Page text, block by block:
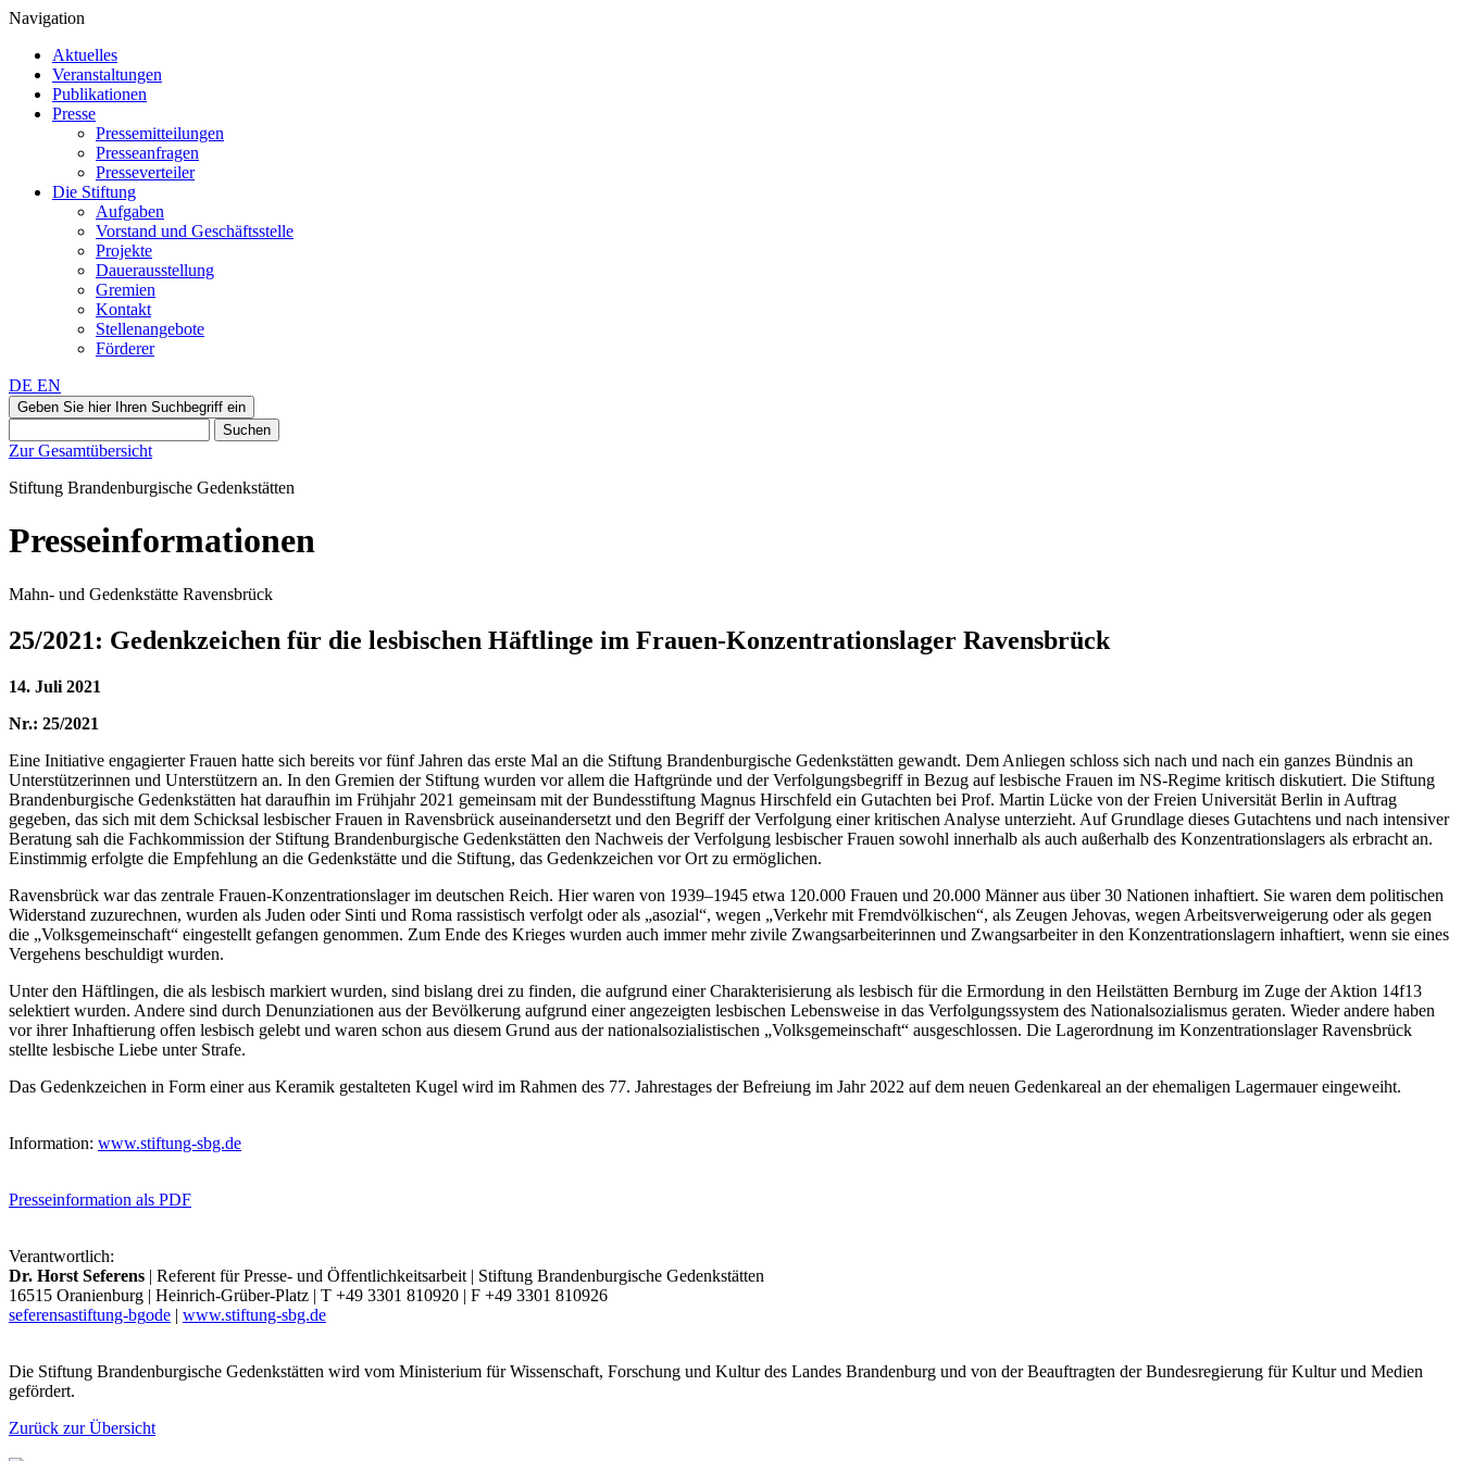
Navigation
Aktuelles
Veranstaltungen
Publikationen
Presse
Pressemitteilungen
Presseanfragen
Presseverteiler
Die Stiftung
Aufgaben
Vorstand und Geschäftsstelle
Projekte
Dauerausstellung
Gremien
Kontakt
Stellenangebote
Förderer
DE EN
Geben Sie hier Ihren Suchbegriff ein
Suchen
Zur Gesamtübersicht
Stiftung Brandenburgische Gedenkstätten
Presseinformationen
Mahn- und Gedenkstätte Ravensbrück
25/2021: Gedenkzeichen für die lesbischen Häftlinge im Frauen-Konzentrationslager Ravensbrück
14. Juli 2021
Nr.: 25/2021
Eine Initiative engagierter Frauen hatte sich bereits vor fünf Jahren das erste Mal an die Stiftung Brandenburgische Gedenkstätten gewandt. Dem Anliegen schloss sich nach und nach ein ganzes Bündnis an
Unterstützerinnen und Unterstützern an. In den Gremien der Stiftung wurden vor allem die Haftgründe und der Verfolgungsbegriff in Bezug auf lesbische Frauen im NS-Regime kritisch diskutiert. Die Stiftung
Brandenburgische Gedenkstätten hat daraufhin im Frühjahr 2021 gemeinsam mit der Bundesstiftung Magnus Hirschfeld ein Gutachten bei Prof. Martin Lücke von der Freien Universität Berlin in Auftrag
gegeben, das sich mit dem Schicksal lesbischer Frauen in Ravensbrück auseinandersetzt und den Begriff der Verfolgung einer kritischen Analyse unterzieht. Auf Grundlage dieses Gutachtens und nach intensiver
Beratung sah die Fachkommission der Stiftung Brandenburgische Gedenkstätten den Nachweis der Verfolgung lesbischer Frauen sowohl innerhalb als auch außerhalb des Konzentrationslagers als erbracht an.
Einstimmig erfolgte die Empfehlung an die Gedenkstätte und die Stiftung, das Gedenkzeichen vor Ort zu ermöglichen.
Ravensbrück war das zentrale Frauen-Konzentrationslager im deutschen Reich. Hier waren von 1939–1945 etwa 120.000 Frauen und 20.000 Männer aus über 30 Nationen inhaftiert. Sie waren dem politischen
Widerstand zuzurechnen, wurden als Juden oder Sinti und Roma rassistisch verfolgt oder als „asozial“, wegen „Verkehr mit Fremdvölkischen“, als Zeugen Jehovas, wegen Arbeitsverweigerung oder als gegen
die „Volksgemeinschaft“ eingestellt gefangen genommen. Zum Ende des Krieges wurden auch immer mehr zivile Zwangsarbeiterinnen und Zwangsarbeiter in den Konzentrationslagern inhaftiert, wenn sie eines
Vergehens beschuldigt wurden.
Unter den Häftlingen, die als lesbisch markiert wurden, sind bislang drei zu finden, die aufgrund einer Charakterisierung als lesbisch für die Ermordung in den Heilstätten Bernburg im Zuge der Aktion 14f13
selektiert wurden. Andere sind durch Denunziationen aus der Bevölkerung aufgrund einer angezeigten lesbischen Lebensweise in das Verfolgungssystem des Nationalsozialismus geraten. Wieder andere haben
vor ihrer Inhaftierung offen lesbisch gelebt und waren schon aus diesem Grund aus der nationalsozialistischen „Volksgemeinschaft“ ausgeschlossen. Die Lagerordnung im Konzentrationslager Ravensbrück
stellte lesbische Liebe unter Strafe.
Das Gedenkzeichen in Form einer aus Keramik gestalteten Kugel wird im Rahmen des 77. Jahrestages der Befreiung im Jahr 2022 auf dem neuen Gedenkareal an der ehemaligen Lagermauer eingeweiht.
Information: www.stiftung-sbg.de
Presseinformation als PDF
Verantwortlich:
Dr. Horst Seferens | Referent für Presse- und Öffentlichkeitsarbeit | Stiftung Brandenburgische Gedenkstätten
16515 Oranienburg | Heinrich-Grüber-Platz | T +49 3301 810920 | F +49 3301 810926
seferensastiftung-bgode | www.stiftung-sbg.de
Die Stiftung Brandenburgische Gedenkstätten wird vom Ministerium für Wissenschaft, Forschung und Kultur des Landes Brandenburg und von der Beauftragten der Bundesregierung für Kultur und Medien
gefördert.
Zurück zur Übersicht